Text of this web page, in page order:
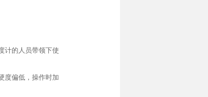
计的人员带领下使
度偏低，操作时加